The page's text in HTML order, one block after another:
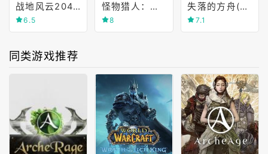
战地风云2042(Battlefield 2042)
6.5
怪物猎人：崛起(Monster Hunter Rise)
8
失落的方舟(Lost Ark)
7.1
同类游戏推荐